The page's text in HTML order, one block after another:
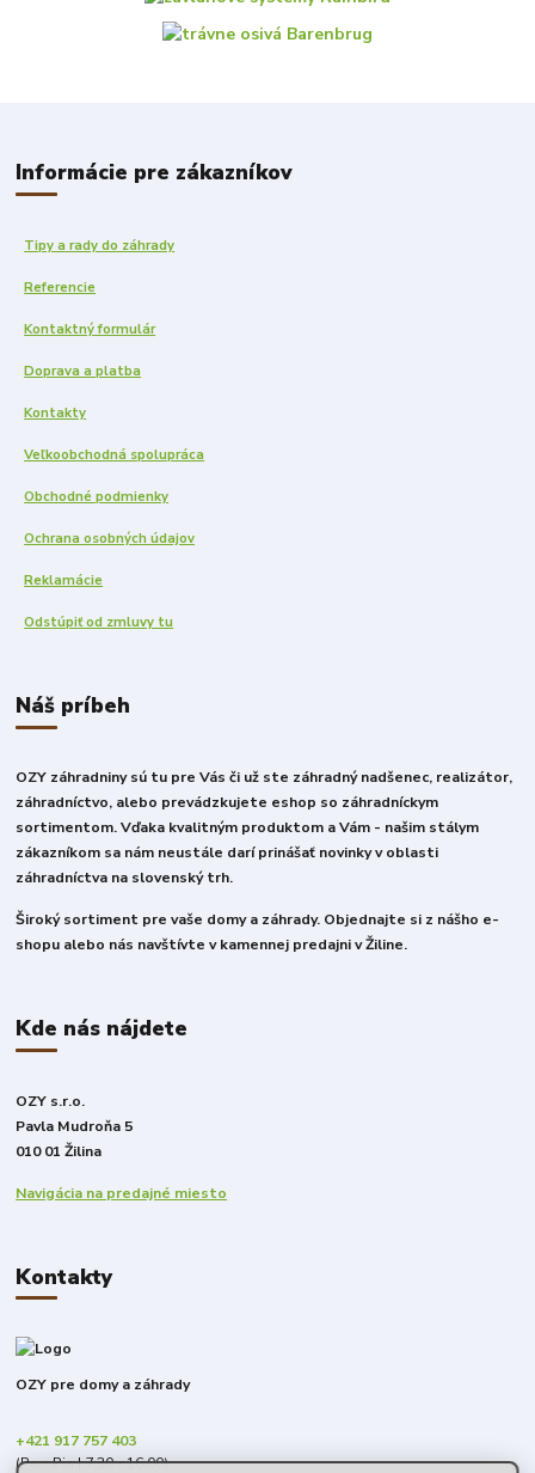
Informácie pre zákazníkov
Tipy a rady do záhrady
Referencie
Kontaktný formulár
Doprava a platba
Kontakty
Veľkoobchodná spolupráca
Obchodné podmienky
Ochrana osobných údajov
Reklamácie
Odstúpiť od zmluvy tu
Náš príbeh
OZY záhradniny sú tu pre Vás či už ste záhradný nadšenec, realizátor,
záhradníctvo, alebo prevádzkujete eshop so záhradníckym
sortimentom. Vďaka kvalitným produktom a Vám - našim stálym
zákazníkom sa nám neustále darí prinášať novinky v oblasti
záhradníctva na slovenský trh.
Široký sortiment pre vaše domy a záhrady. Objednajte si z nášho e-
shopu alebo nás navštívte v kamennej predajni v Žiline.
Kde nás nájdete
OZY s.r.o.
Pavla Mudroňa 5
010 01 Žilina
Navigácia na predajné miesto
Kontakty
OZY pre domy a záhrady
+421 917 757 403
(Po - Pia | 7:30 - 16:00)